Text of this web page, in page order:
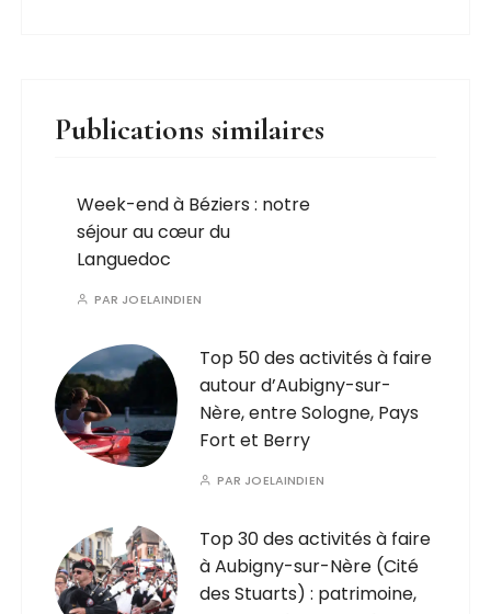
Publications similaires
Week-end à Béziers : notre
séjour au cœur du
Languedoc
PAR JOELAINDIEN
Top 50 des activités à faire
autour d’Aubigny-sur-
Nère, entre Sologne, Pays
Fort et Berry
PAR JOELAINDIEN
Top 30 des activités à faire
à Aubigny-sur-Nère (Cité
des Stuarts) : patrimoine,